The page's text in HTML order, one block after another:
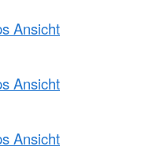
Ansicht
Ansicht
Ansicht